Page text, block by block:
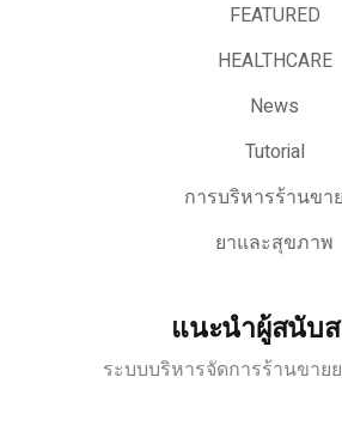
FEATURED
HEALTHCARE
News
Tutorial
การบริหารร้านขา
ยาและสุขภาพ
แนะนำผู้สนับ
ระบบบริหารจัดการร้านขายย